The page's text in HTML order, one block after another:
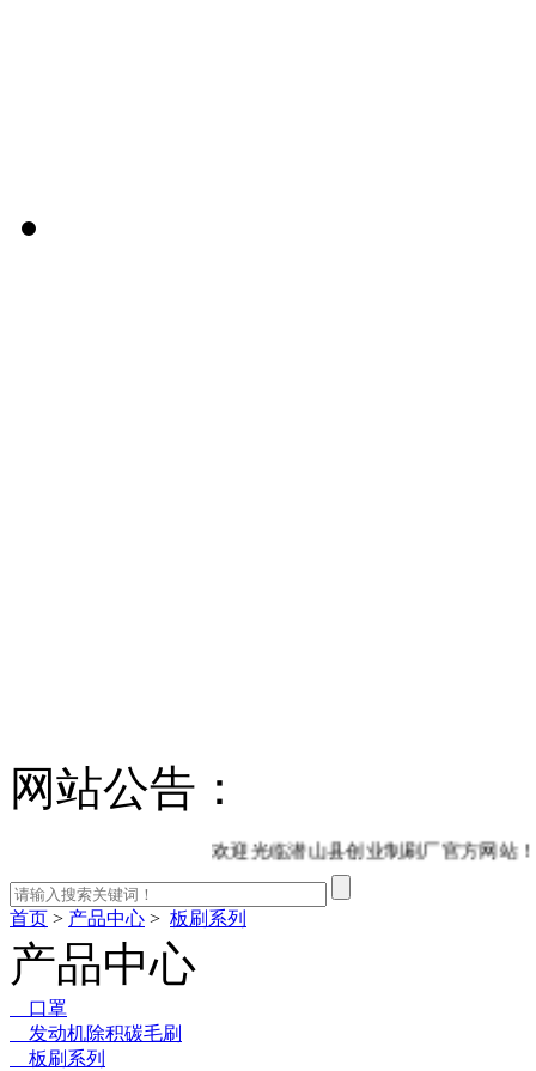
网站公告：
欢迎光临潜山县创业制刷厂官方网站
首页 > 产品中心 > 板刷系列
产品中心
口罩
发动机除积碳毛刷
板刷系列